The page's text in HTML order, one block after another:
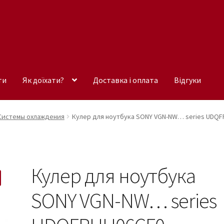
Як доїхати? Доставка і оплата Відгуки
охлаждения Кулер для ноутбука SONY VGN-NW… series
Кулер для ноутбука
SONY VGN-NW… series